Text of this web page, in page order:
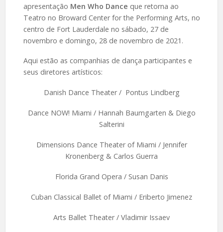
apresentação Men Who Dance que retorna ao
Teatro no Broward Center for the Performing Arts, no
centro de Fort Lauderdale no sábado, 27 de
novembro e domingo, 28 de novembro de 2021.
Aqui estão as companhias de dança participantes e
seus diretores artísticos:
Danish Dance Theater / Pontus Lindberg
Dance NOW! Miami / Hannah Baumgarten & Diego
Salterini
Dimensions Dance Theater of Miami / Jennifer
Kronenberg & Carlos Guerra
Florida Grand Opera / Susan Danis
Cuban Classical Ballet of Miami / Eriberto Jimenez
Arts Ballet Theater / Vladimir Issaev